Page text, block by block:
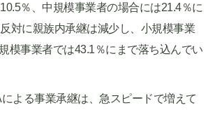
％、中規模事業者の場合には21.4％に
対に親族内承継は減少し、小規模事業
模事業者では43.1％にまで落ち込んでい
よる事業承継は、急スピードで増えて